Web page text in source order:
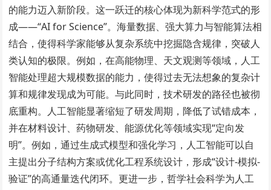
的能力迈入新阶段。这一跃迁的核心体现为新科学范式的形
成——“AI for Science”。海量数据、强大算力与智能算法相
结合，使得科学家能够从复杂系统中挖掘隐含规律，突破人
类认知的极限。例如，在高能物理、天文观测等领域，人工
智能处理超大规模数据的能力，使得过去无法想象的复杂计
算和规律发现成为可能。与此同时，技术研发的路径也被彻
底重构。人工智能显著缩短了研发周期，降低了试错成本，
并在材料设计、药物研发、能源优化等领域实现“定向发
明”。例如，通过生成式模型和强化学习，人工智能可以自
主提出分子结构方案或优化工程系统设计，形成“设计-模拟-
验证”的高通量迭代闭环。更进一步，哲学社会科学为人工